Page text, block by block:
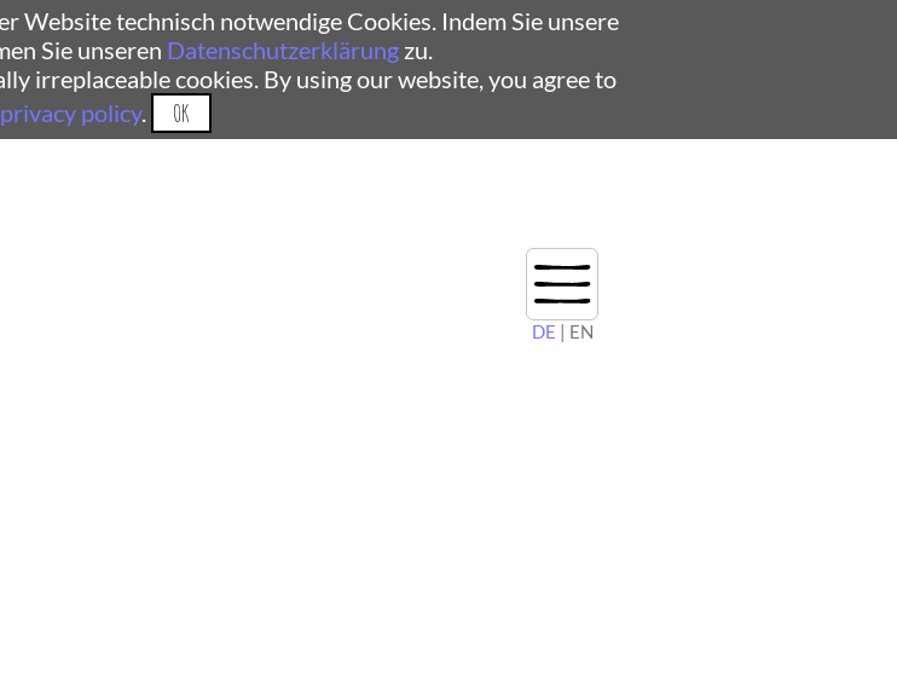
Website technisch notwendige Cookies. Indem Sie unsere
Sie unseren Datenschutzerklärung zu.
irreplaceable cookies. By using our website, you agree to
privacy policy. OK
DE | EN